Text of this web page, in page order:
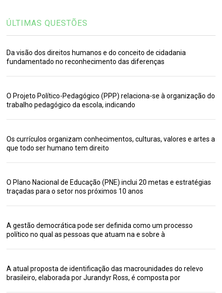
ÚLTIMAS QUESTÕES
Da visão dos direitos humanos e do conceito de cidadania
fundamentado no reconhecimento das diferenças
O Projeto Político-Pedagógico (PPP) relaciona-se à organização do
trabalho pedagógico da escola, indicando
Os currículos organizam conhecimentos, culturas, valores e artes a
que todo ser humano tem direito
O Plano Nacional de Educação (PNE) inclui 20 metas e estratégias
traçadas para o setor nos próximos 10 anos
A gestão democrática pode ser definida como um processo
político no qual as pessoas que atuam na e sobre à
A atual proposta de identificação das macrounidades do relevo
brasileiro, elaborada por Jurandyr Ross, é composta por